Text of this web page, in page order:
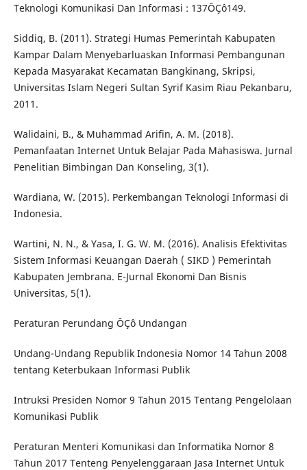
Teknologi Komunikasi Dan Informasi : 137ÔÇô149.
Siddiq, B. (2011). Strategi Humas Pemerintah Kabupaten
Kampar Dalam Menyebarluaskan Informasi Pembangunan
Kepada Masyarakat Kecamatan Bangkinang, Skripsi,
Universitas Islam Negeri Sultan Syrif Kasim Riau Pekanbaru,
2011.
Walidaini, B., & Muhammad Arifin, A. M. (2018).
Pemanfaatan Internet Untuk Belajar Pada Mahasiswa. Jurnal
Penelitian Bimbingan Dan Konseling, 3(1).
Wardiana, W. (2015). Perkembangan Teknologi Informasi di
Indonesia.
Wartini, N. N., & Yasa, I. G. W. M. (2016). Analisis Efektivitas
Sistem Informasi Keuangan Daerah ( SIKD ) Pemerintah
Kabupaten Jembrana. E-Jurnal Ekonomi Dan Bisnis
Universitas, 5(1).
Peraturan Perundang ÔÇô Undangan
Undang-Undang Republik Indonesia Nomor 14 Tahun 2008
tentang Keterbukaan Informasi Publik
Intruksi Presiden Nomor 9 Tahun 2015 Tentang Pengelolaan
Komunikasi Publik
Peraturan Menteri Komunikasi dan Informatika Nomor 8
Tahun 2017 Tenteng Penyelenggaraan Jasa Internet Untuk